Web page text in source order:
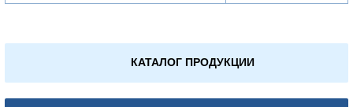
КАТАЛОГ ПРОДУКЦИИ